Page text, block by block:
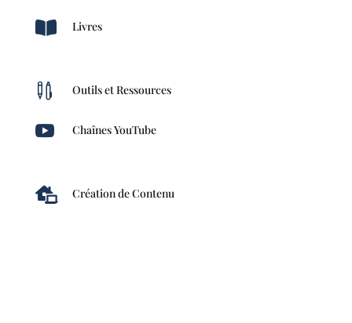
 Livres
 Outils et Ressources
 Chaînes YouTube
 Création de Contenu